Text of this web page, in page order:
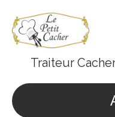
Traiteur